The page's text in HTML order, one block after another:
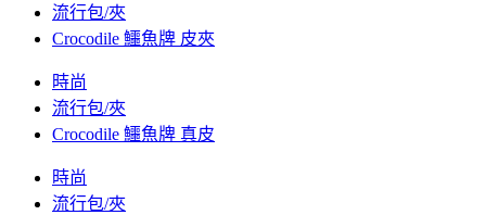
流行包/夾
Crocodile 鱷魚牌 皮夾
時尚
流行包/夾
Crocodile 鱷魚牌 真皮
時尚
流行包/夾